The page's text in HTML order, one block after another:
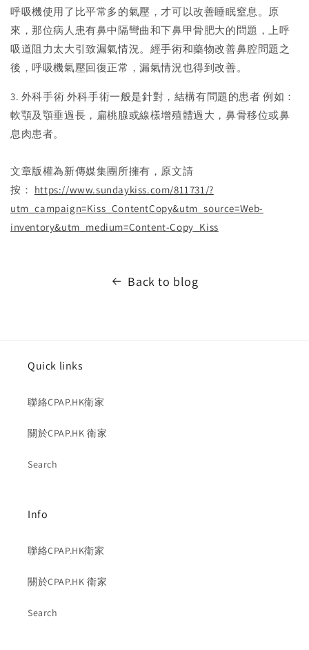
呼吸機使用了比平常多的氣壓，才可以改善睡眠窒息。原
來，那位病人患有鼻中隔彎曲和下鼻甲骨肥大的問題，上呼
吸道阻力太大引致漏氣情況。經手術和藥物改善鼻腔問題之
後，呼吸機氣壓回復正常，漏氣情況也得到改善。
3. 外科手術 外科手術一般是針對，結構有問題的患者 例如：
軟顎及顎垂過長，扁桃腺或線樣增殖體過大，鼻骨移位或鼻
息肉患者。
文章版權為新傳媒集團所擁有，原文請
按： https://www.sundaykiss.com/811731/?
utm_campaign=Kiss_ContentCopy&utm_source=Web-
inventory&utm_medium=Content-Copy_Kiss
Back to blog
Quick links
聯絡CPAP.HK衛家
關於CPAP.HK 衛家
Search
Info
聯絡CPAP.HK衛家
關於CPAP.HK 衛家
Search